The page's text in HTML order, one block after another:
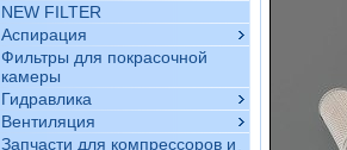
NEW FILTER
Аспирация
Фильтры для покрасочной
камеры
Гидравлика
Вентиляция
Запчасти для компрессоров и